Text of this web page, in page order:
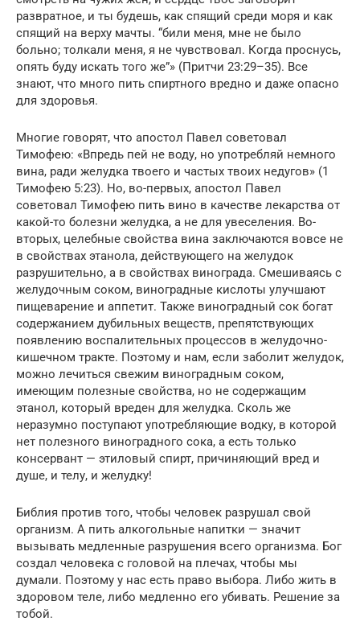
развратное, и ты будешь, как спящий среди моря и как
спящий на верху мачты. “били меня, мне не было
больно; толкали меня, я не чувствовал. Когда проснусь,
опять буду искать того же”» (Притчи 23:29–35). Все
знают, что много пить спиртного вредно и даже опасно
для здоровья.
Многие говорят, что апостол Павел советовал
Тимофею: «Впредь пей не воду, но употребляй немного
вина, ради желудка твоего и частых твоих недугов» (1
Тимофею 5:23). Но, во-первых, апостол Павел
советовал Тимофею пить вино в качестве лекарства от
какой-то болезни желудка, а не для увеселения. Во-
вторых, целебные свойства вина заключаются вовсе не
в свойствах этанола, действующего на желудок
разрушительно, а в свойствах винограда. Смешиваясь с
желудочным соком, виноградные кислоты улучшают
пищеварение и аппетит. Также виноградный сок богат
содержанием дубильных веществ, препятствующих
появлению воспалительных процессов в желудочно-
кишечном тракте. Поэтому и нам, если заболит желудок,
можно лечиться свежим виноградным соком,
имеющим полезные свойства, но не содержащим
этанол, который вреден для желудка. Сколь же
неразумно поступают употребляющие водку, в которой
нет полезного виноградного сока, а есть только
консервант — этиловый спирт, причиняющий вред и
душе, и телу, и желудку!
Библия против того, чтобы человек разрушал свой
организм. А пить алкогольные напитки — значит
вызывать медленные разрушения всего организма. Бог
создал человека с головой на плечах, чтобы мы
думали. Поэтому у нас есть право выбора. Либо жить в
здоровом теле, либо медленно его убивать. Решение за
тобой.